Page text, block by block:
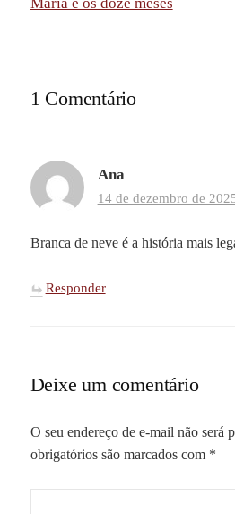
1 Comentário
Ana
14 de dezembro de
Branca de neve é a história mais
Responder
Deixe um comentário
O seu endereço de e-mail não será
obrigatórios são marcados com *